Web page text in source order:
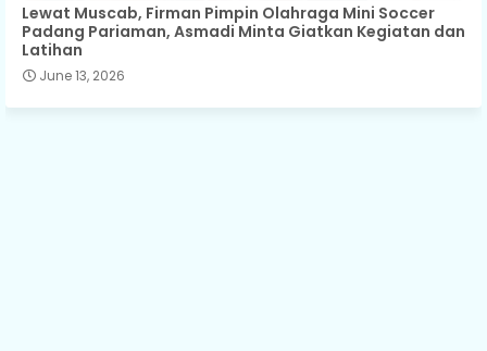
Lewat Muscab, Firman Pimpin Olahraga Mini Soccer
Padang Pariaman, Asmadi Minta Giatkan Kegiatan dan
Latihan
June 13, 2026